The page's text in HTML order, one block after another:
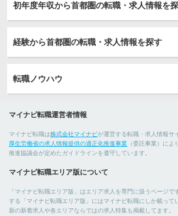
初年度年収から首都圏の転職・求人情報を
経験から首都圏の転職・求人情報を探す
転職ノウハウ
マイナビ転職運営者情報
マイナビ転職は株式会社マイナビが運営する転職・求人情報サ
厚生労働省の求人情報提供の適正化推進事業 （委託事業）に
推進協議会が定めたガイドラインを遵守しています。
マイナビ転職エリア版について
「マイナビ転職エリア版」はエリア求人を専門に扱うページで
する「マイナビ転職エリア版」にはマイナビ転職にしか載って
新の新着求人や各エリアならではの求人特集も掲載してます。